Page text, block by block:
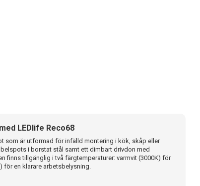
LEDlife Reco68
som är utformad för infälld montering i kök, skåp eller
i borstat stål samt ett dimbart drivdon med
finns tillgänglig i två färgtemperaturer: varmvit (3000K) för
för en klarare arbetsbelysning.